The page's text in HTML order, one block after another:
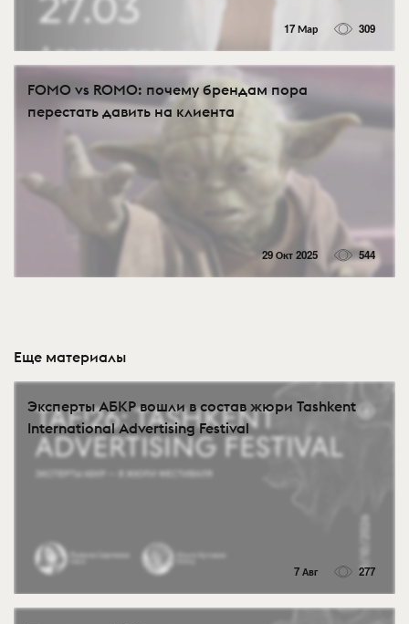
17 Мар 309
FOMO vs ROMO: почему брендам пора
перестать давить на клиента
29 Окт 2025 544
Еще материалы
Эксперты АБКР вошли в состав жюри Tashkent
International Advertising Festival
7 Авг 277